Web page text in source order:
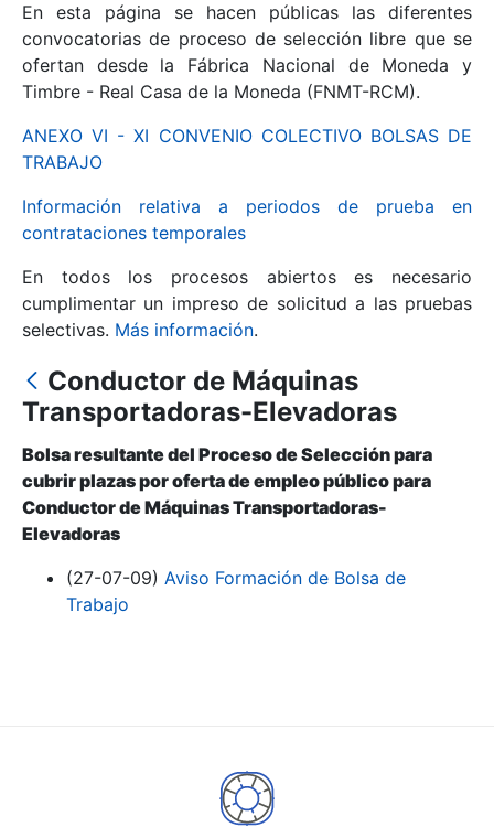
Mostrar/Ocultar
Mostrar/Ocultar
Mostrar/Ocultar
Mostrar/Ocultar
En esta página se hacen públicas las diferentes
convocatorias de proceso de selección libre que se
ofertan desde la Fábrica Nacional de Moneda y
Timbre - Real Casa de la Moneda (FNMT-RCM).
ANEXO VI - XI CONVENIO COLECTIVO BOLSAS DE
TRABAJO
Información relativa a periodos de prueba en
contrataciones temporales
En todos los procesos abiertos es necesario
cumplimentar un impreso de solicitud a las pruebas
selectivas. Más información.
Conductor de Máquinas
Transportadoras-Elevadoras
Bolsa resultante del Proceso de Selección para
cubrir plazas por oferta de empleo público para
Conductor de Máquinas Transportadoras-
Elevadoras
(27-07-09) Aviso Formación de Bolsa de
Trabajo